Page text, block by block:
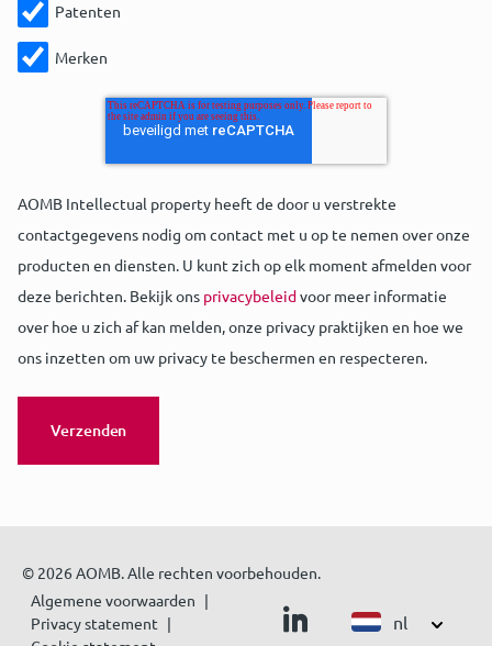
Patenten
Merken
AOMB Intellectual property heeft de door u verstrekte
contactgegevens nodig om contact met u op te nemen over onze
producten en diensten. U kunt zich op elk moment afmelden voor
deze berichten. Bekijk ons privacybeleidvoor meer informatie
over hoe u zich af kan melden, onze privacy praktijken en hoe we
ons inzetten om uw privacy te beschermen en respecteren.
© 2026 AOMB. Alle rechten voorbehouden.
Algemene voorwaarden
Privacy statement
nl